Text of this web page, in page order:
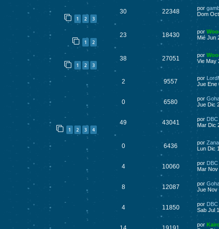
1 2 3
30 22348 por
Dom
1 2
23 18430 por
Mié Jun
1 2 3
38 27051 por
Vie May
2 9557 por
Jue Ene
0 6580 por
Jue Dic
1 2 3 4
49 43041 por DBC
Mar Dic
0 6436 por
Lun Dic
4 10060 por DBC
Mar Nov
8 12087 por
Jue Nov
4 11850 por DBC
Sab Jul
por